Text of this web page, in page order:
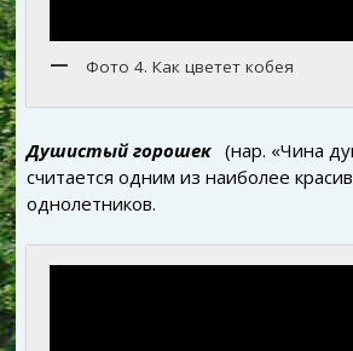
Фото 4. Как цветет кобея
Душистый горошек (нар. «Чина
считается одним из наиболее
однолетников.